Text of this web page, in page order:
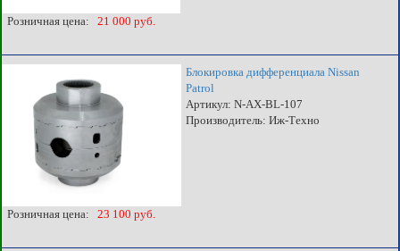
Розничная цена: 21 000 руб.
Блокировка дифференциала Nissan
Patrol
Артикул: N-AX-BL-107
Производитель: Иж-Техно
Розничная цена: 23 100 руб.